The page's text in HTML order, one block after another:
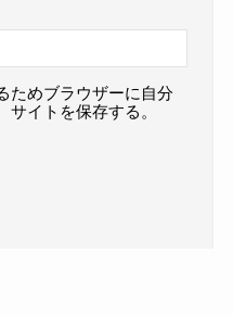
ためブラウザーに自分
サイトを保存する。